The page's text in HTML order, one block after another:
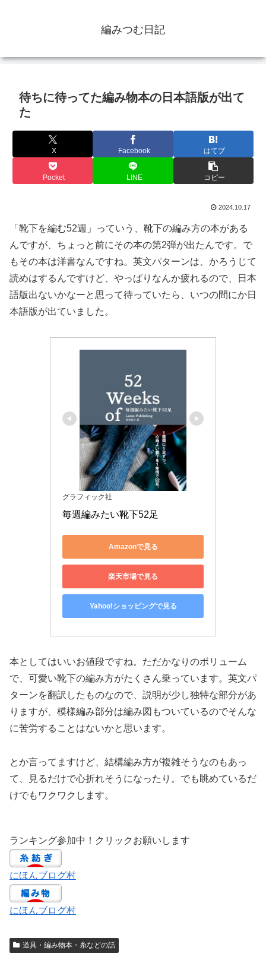
編みつむ日記
待ちに待ってた編み物本の日本語版が出て
た
X Facebook はてブ
Pocket LINE コピー
2024.10.17
「靴下を編む52週」っていう、靴下の編み方の本がある
んですが、ちょっと前にその本の第2弾が出たんです。で
もその本は洋書なんですね。英文パターンは、かろうじて
読めはするんですけど、やっぱりなんか疲れるので、日本
語版出ないかなーと思って待っていたら、いつの間にか日
本語版が出ていました。
グラフィック社
毎週編みたい靴下52足
Amazonで見る
楽天市場で見る
Yahoo!ショッピングで見る
本としてはいいお値段ですね。ただかなりのボリューム
で、可愛い靴下の編み方がたくさん乗っています。英文パ
ターンを翻訳したものなので、説明が少し独特な部分があ
りますが、模様編み部分は編み図もついているのでそんな
に苦労することはないかと思います。
とか言ってますけど、結構編み方が複雑そうなのもあっ
て、見るだけで心折れそうになったり。でも眺めているだ
けでもワクワクします。
ランキング参加中！クリックお願いします
にほんブログ村
にほんブログ村
道具・編み物本・糸などの話